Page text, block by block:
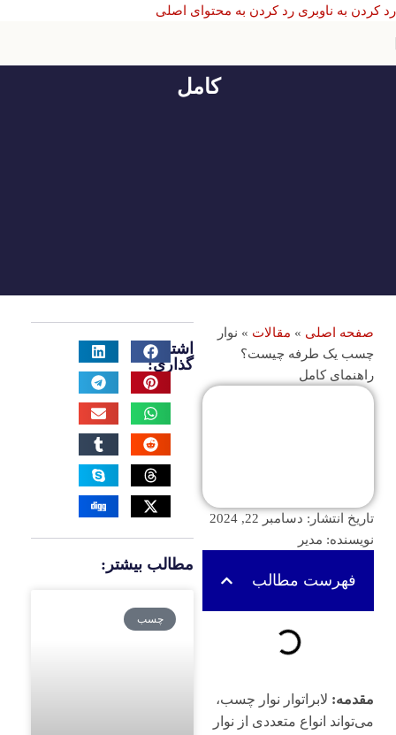
رد کردن به ناوبری رد کردن به محتوای اصلی
کامل
صفحه اصلی » مقالات » نوار
چسب یک طرفه چیست؟
راهنمای کامل
تاریخ انتشار: دسامبر 22, 2024
نویسنده: مدیر
فهرست مطالب
مقدمه: لابراتوار نوار چسب،
می‌تواند انواع متعددی از نوار
اشتراک
گذاری:
مطالب بیشتر:
چسب